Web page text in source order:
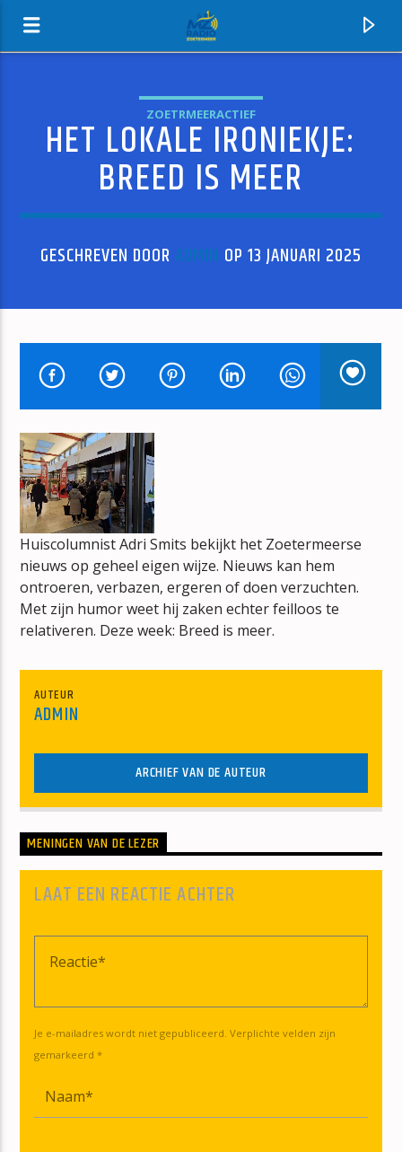
MZ-RADIO
HUIDIG NUMMER
GOUD EN FOUTSHOW
JOS NETTEN
mz-radio
ZOETRMEERACTIEF
HET LOKALE IRONIEKJE:
BREED IS MEER
GESCHREVEN DOOR ADMIN OP 13 JANUARI 2025
Huiscolumnist Adri Smits bekijkt het Zoetermeerse
nieuws op geheel eigen wijze. Nieuws kan hem
ontroeren, verbazen, ergeren of doen verzuchten.
Met zijn humor weet hij zaken echter feilloos te
relativeren. Deze week: Breed is meer.
AUTEUR
ADMIN
ARCHIEF VAN DE AUTEUR
MENINGEN VAN DE LEZER
LAAT EEN REACTIE ACHTER
Je e-mailadres wordt niet gepubliceerd. Verplichte velden zijn
gemarkeerd *